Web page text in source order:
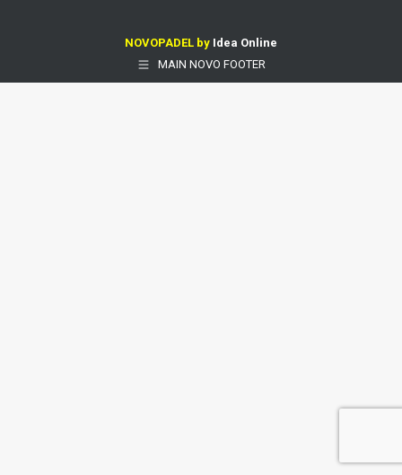
NOVOPADEL by Idea Online
MAIN NOVO FOOTER